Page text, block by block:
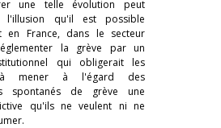
une telle évolution peut
l'illusion qu'il est possible
en France, dans le secteur
la grève par un
qui obligerait les
à mener à l'égard des
spontanés de grève une
qu'ils ne veulent ni ne